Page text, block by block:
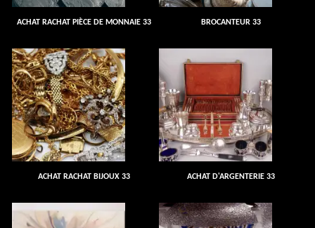
ACHAT RACHAT PIÈCE DE MONNAIE 33 BROCANTEUR 33
ACHAT RACHAT BIJOUX 33 ACHAT D'ARGENTERIE 33